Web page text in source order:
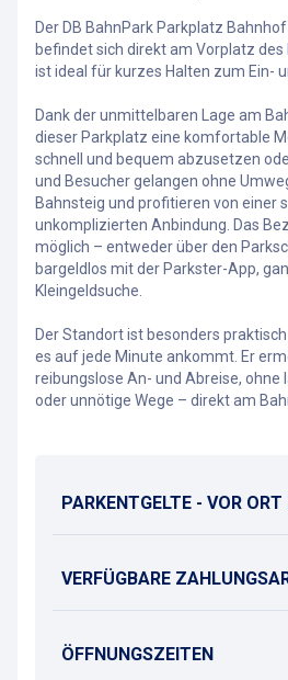
Der DB BahnPark Parkplatz
befindet sich direkt am Vorplatz
ist ideal für kurzes Halten zum Ein-
Dank der unmittelbaren Lage am
dieser Parkplatz eine komfortable
schnell und bequem abzusetzen
und Besucher gelangen ohne
Bahnsteig und profitieren von einer
unkomplizierten Anbindung. Das
möglich – entweder über den
bargeldlos mit der Parkster-App,
Kleingeldsuche.
Der Standort ist besonders
es auf jede Minute ankommt. Er
reibungslose An- und Abreise, ohne
oder unnötige Wege – direkt am
PARKENTGELTE - VOR
VERFÜGBARE
ÖFFNUNGSZEITEN